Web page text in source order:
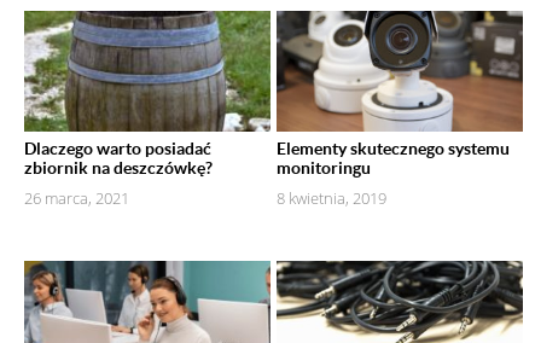
Dlaczego warto posiadać
zbiornik na deszczówkę?
26 marca, 2021
Elementy skutecznego systemu
monitoringu
8 kwietnia, 2019